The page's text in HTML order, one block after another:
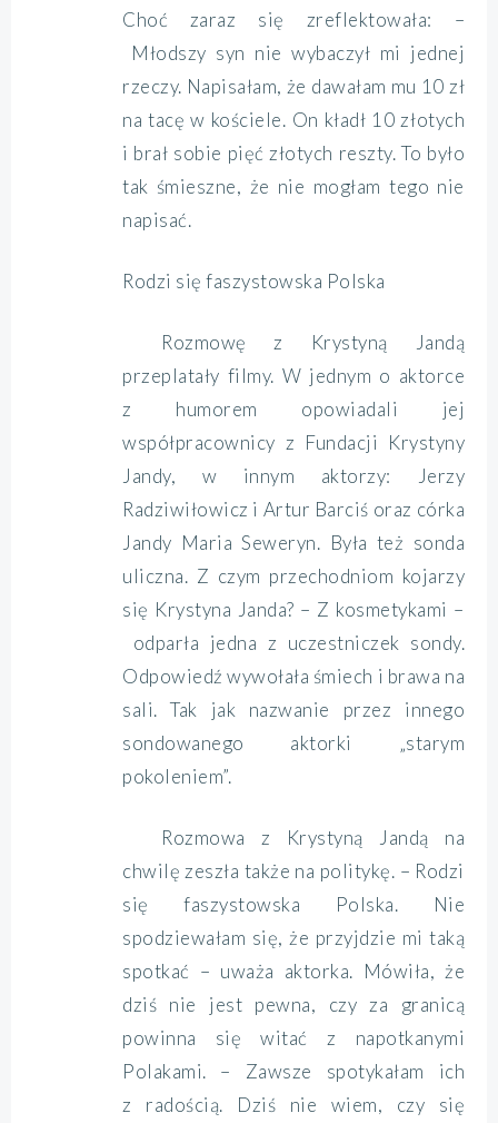
Choć zaraz się zreflektowała: –
Młodszy syn nie wybaczył mi jednej
rzeczy. Napisałam, że dawałam mu 10 zł
na tacę w kościele. On kładł 10 złotych
i brał sobie pięć złotych reszty. To było
tak śmieszne, że nie mogłam tego nie
napisać.
Rodzi się faszystowska Polska
Rozmowę z Krystyną Jandą
przeplatały filmy. W jednym o aktorce
z humorem opowiadali jej
współpracownicy z Fundacji Krystyny
Jandy, w innym aktorzy: Jerzy
Radziwiłowicz i Artur Barciś oraz córka
Jandy Maria Seweryn. Była też sonda
uliczna. Z czym przechodniom kojarzy
się Krystyna Janda? – Z kosmetykami –
odparła jedna z uczestniczek sondy.
Odpowiedź wywołała śmiech i brawa na
sali. Tak jak nazwanie przez innego
sondowanego aktorki „starym
pokoleniem”.
Rozmowa z Krystyną Jandą na
chwilę zeszła także na politykę. – Rodzi
się faszystowska Polska. Nie
spodziewałam się, że przyjdzie mi taką
spotkać – uważa aktorka. Mówiła, że
dziś nie jest pewna, czy za granicą
powinna się witać z napotkanymi
Polakami. – Zawsze spotykałam ich
z radością. Dziś nie wiem, czy się